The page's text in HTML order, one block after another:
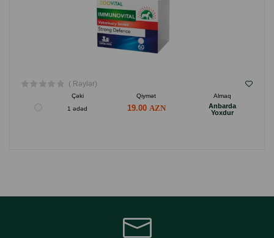
( Rəylər)
Çəki Qiymət
Almaq
1 ədəd
19.00
Anbarda
Yoxdur